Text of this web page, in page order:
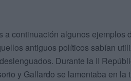
a continuación algunos ejemplos
antiguos políticos sabían
Durante la II
y Gallardo se lamentaba en